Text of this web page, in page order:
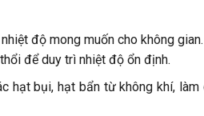
độ mong muốn cho không
để duy trì nhiệt độ ổn định.
hạt bụi, hạt bẩn từ không khí, làm